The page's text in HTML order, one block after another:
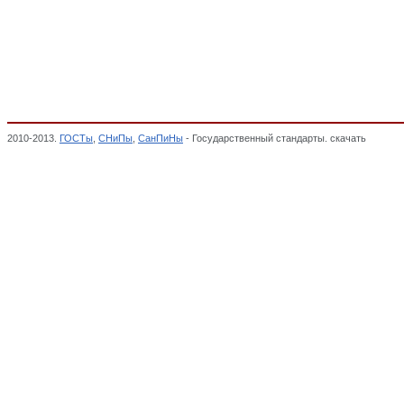
2010-2013. ГОСТы СНиПы СанПиНы - Государственный стандарты. скачать